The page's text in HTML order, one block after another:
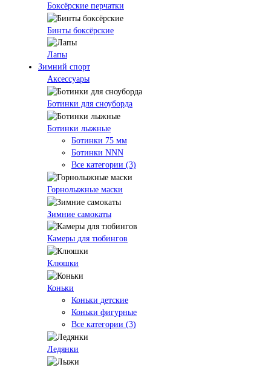
Боксёрские перчатки
Бинты боксёрские
Лапы
Зимний спорт
Аксессуары
Ботинки для сноуборда
Ботинки лыжные
Ботинки 75 мм
Ботинки NNN
Все категории (3)
Горнолыжные маски
Зимние самокаты
Камеры для тюбингов
Клюшки
Коньки
Коньки детские
Коньки фигурные
Все категории (3)
Ледянки